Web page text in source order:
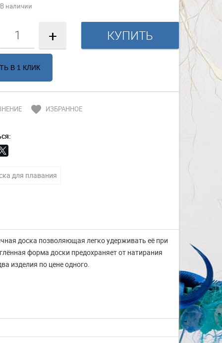
В наличии
+
В 1 КЛИК
favorite ИЗБРАННОЕ
для плавания
доска позволяющая легко удерживать её при
форма доски предохраняет от натирания
изделия по цене одного.